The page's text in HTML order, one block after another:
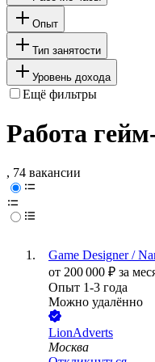
Опыт
Тип занятости
Уровень дохода
Ещё фильтры
Работа
, 74 вакансии
Game Designer /
от 200 000 ₽ за
Опыт 1-3 года
Можно удалённо
LionAdverts
Москва